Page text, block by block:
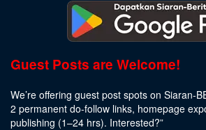
Guest Posts are Welcome!
We’re offering guest post spots on Siaran-
2 permanent do-follow links, homepage
publishing (1–24 hrs). Interested?”